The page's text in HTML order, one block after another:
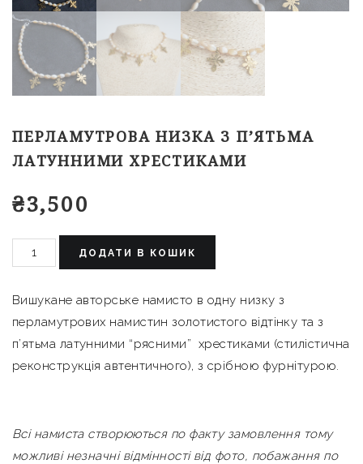
ПЕРЛАМУТРОВА НИЗКА З П’ЯТЬМА
ЛАТУННИМИ ХРЕСТИКАМИ
₴3,500
ДОДАТИ В КОШИК
Вишукане авторське намисто в одну низку з
перламутрових намистин золотистого відтінку та з
п’ятьма латунними “рясними” хрестиками (стилістична
реконструкція автентичного), з срібною фурнітурою.
Всі намиста створюються по факту замовлення тому
можливі незначні відмінності від фото, побажання по